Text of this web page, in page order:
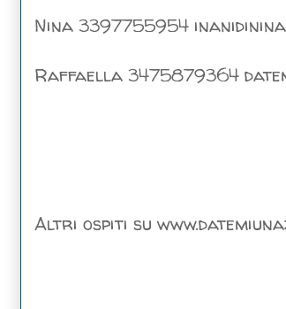
Nina 3397755954
Raffaella 3475879364
Altri ospiti su